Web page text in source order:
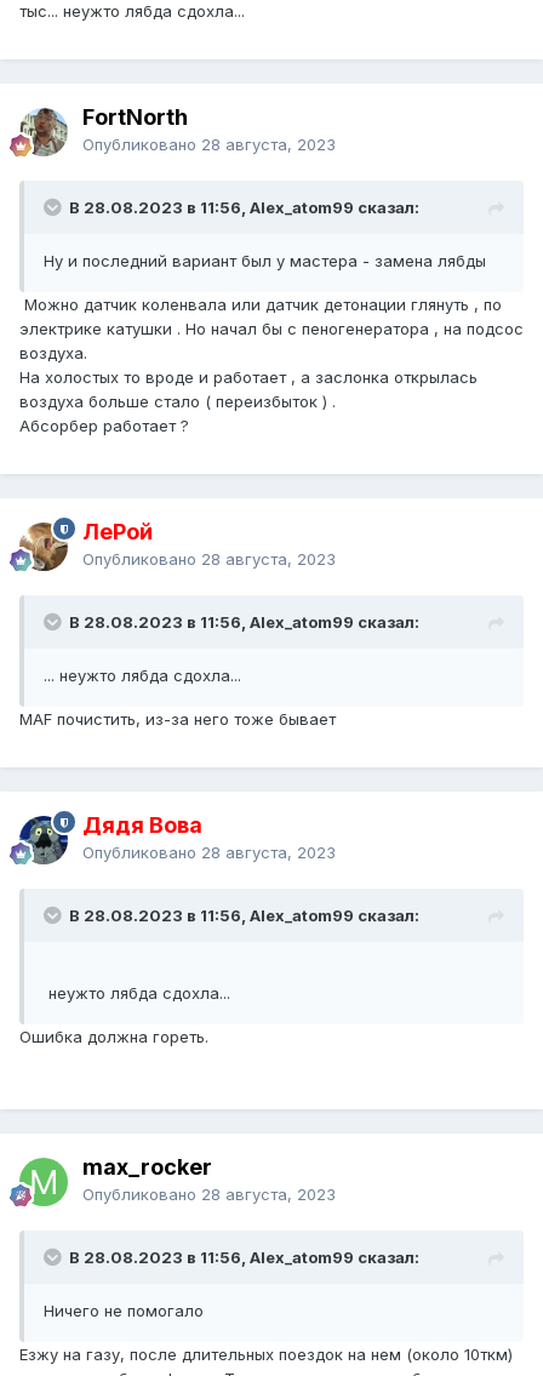
тыс... неужто лябда сдохла...
FоrtNorth
Опубликовано 28 августа, 2023
В 28.08.2023 в 11:56, Alex_atom99 сказал:
Ну и последний вариант был у мастера - замена лябды
Можно датчик коленвала или датчик детонации глянуть , по
электрике катушки . Но начал бы с пеногенератора , на подсос
воздуха.
На холостых то вроде и работает , а заслонка открылась
воздуха больше стало ( переизбыток ) .
Абсорбер работает ?
ЛеРой
Опубликовано 28 августа, 2023
В 28.08.2023 в 11:56, Alex_atom99 сказал:
... неужто лябда сдохла...
MAF почистить, из-за него тоже бывает
Дядя Вова
Опубликовано 28 августа, 2023
В 28.08.2023 в 11:56, Alex_atom99 сказал:
неужто лябда сдохла...
Ошибка должна гореть.
max_rocker
Опубликовано 28 августа, 2023
В 28.08.2023 в 11:56, Alex_atom99 сказал:
Ничего не помогало
Езжу на газу, после длительных поездок на нем (около 10ткм)